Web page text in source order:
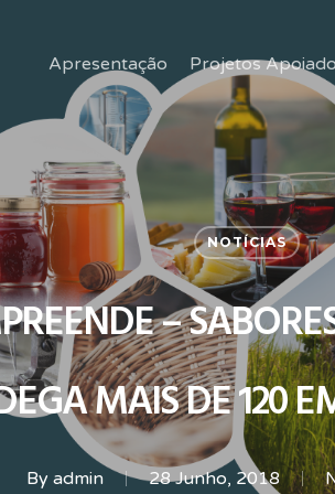
Apresentação Projetos
NOTÍCIAS
–
MAIS DE 120
By admin 28 Junho, 2018